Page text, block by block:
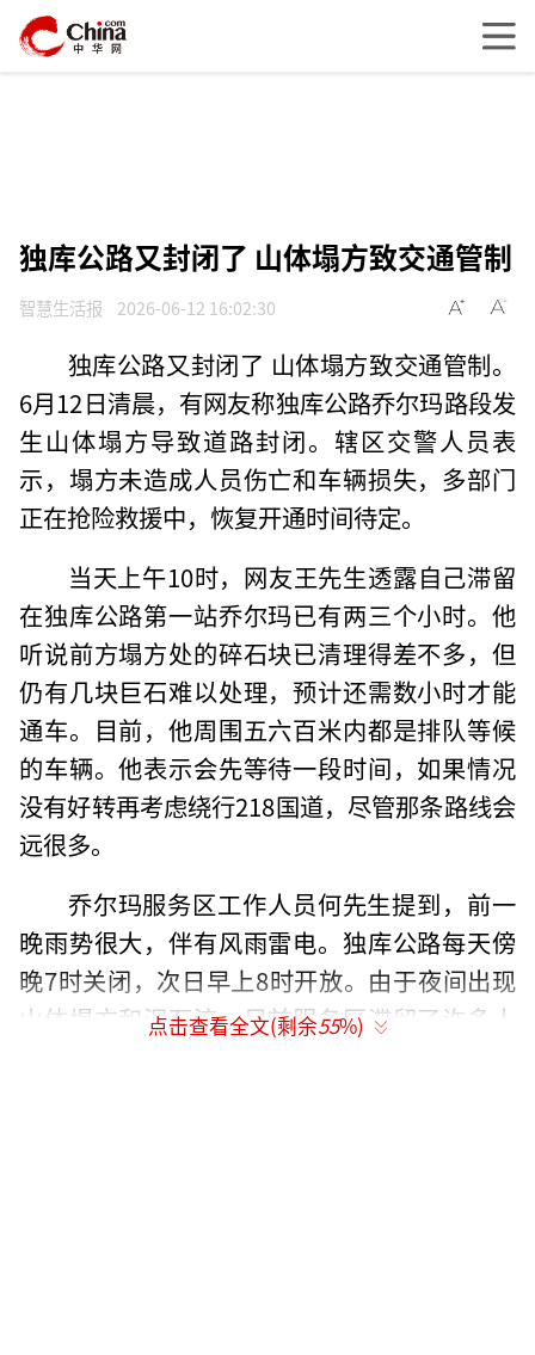
独库公路又封闭了 山体塌方致交通管制
智慧生活报 2026-06-12 16:02:30
独库公路又封闭了 山体塌方致交通管制。
6月12日清晨，有网友称独库公路乔尔玛路段发
生山体塌方导致道路封闭。辖区交警人员表
示，塌方未造成人员伤亡和车辆损失，多部门
正在抢险救援中，恢复开通时间待定。
当天上午10时，网友王先生透露自己滞留
在独库公路第一站乔尔玛已有两三个小时。他
听说前方塌方处的碎石块已清理得差不多，但
仍有几块巨石难以处理，预计还需数小时才能
通车。目前，他周围五六百米内都是排队等候
的车辆。他表示会先等待一段时间，如果情况
没有好转再考虑绕行218国道，尽管那条路线会
远很多。
乔尔玛服务区工作人员何先生提到，前一
晚雨势很大，伴有风雨雷电。独库公路每天傍
晚7时关闭，次日早上8时开放。由于夜间出现
山体塌方和泥石流，目前服务区滞留了许多人
点击查看全文(剩余55%)